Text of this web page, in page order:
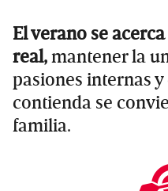
El verano se
real,mantener la
pasiones internas
contienda se
familia.